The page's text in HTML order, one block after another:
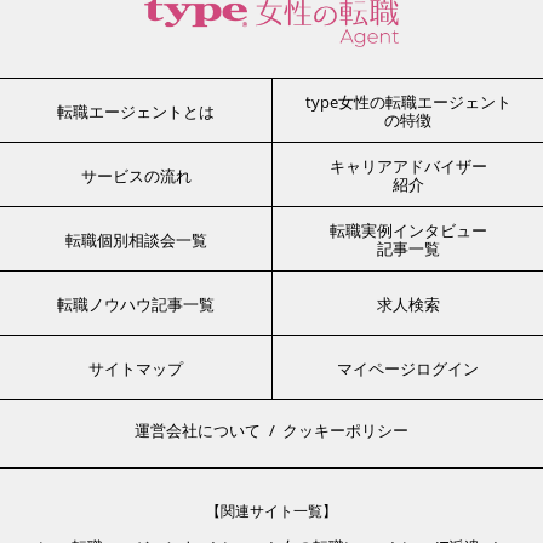
転職エージェントとは
type女性の転職エージェント
の特徴
サービスの流れ
キャリアアドバイザー
紹介
転職個別相談会一覧
転職実例インタビュー
記事一覧
転職ノウハウ記事一覧 求人検索
サイトマップ マイページログイン
運営会社について クッキーポリシー
【関連サイト一覧】